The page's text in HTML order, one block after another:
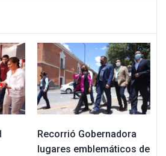
Recorrió Gobernadora
lugares emblemáticos de